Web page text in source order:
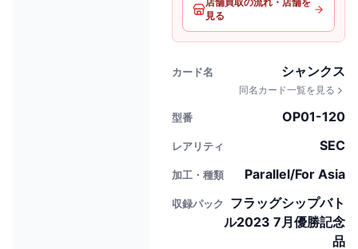
見る
カード名 シャンクス
同名カード一覧を見る
型番 OP01-120
レアリティ SEC
加工・種類 Parallel/For Asia
収録パック
フラッグシップバト
ル2023 7月優勝記念
品